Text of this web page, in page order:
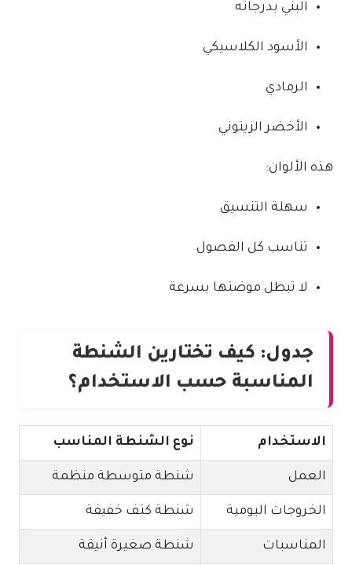
البني بدرجاته
الأسود الكلاسيكي
الرمادي
الأخضر الزيتوني
هذه الألوان:
سهلة التنسيق
تناسب كل الفصول
لا تبطل موضتها بسرعة
جدول: كيف تختارين الشنطة
المناسبة حسب الاستخدام؟
الاستخدام نوع الشنطة المناسب
العمل شنطة متوسطة منظمة
الخروجات اليومية شنطة كتف خفيفة
المناسبات شنطة صغيرة أنيقة